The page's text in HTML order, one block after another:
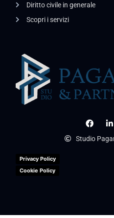
Studio
Privacy Policy
Cookie Policy
Diritto civile in generale
Scopri i servizi